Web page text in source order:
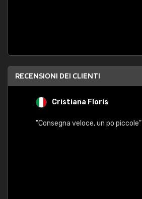
RECENSIONI DEI CLIENTI
Cristiana Floris
"Consegna veloce, un po piccole"